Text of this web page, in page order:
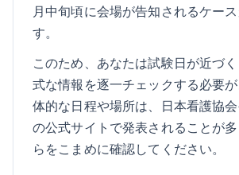
月中旬頃に会場が告知されるケー
す。
このため、あなたは試験日が近づ
式な情報を逐一チェックする必要
体的な日程や場所は、日本看護協
の公式サイトで発表されることが
らをこまめに確認してください。